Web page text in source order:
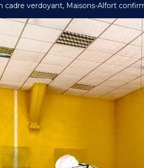
cadre verdoyant, Maisons-Alfort